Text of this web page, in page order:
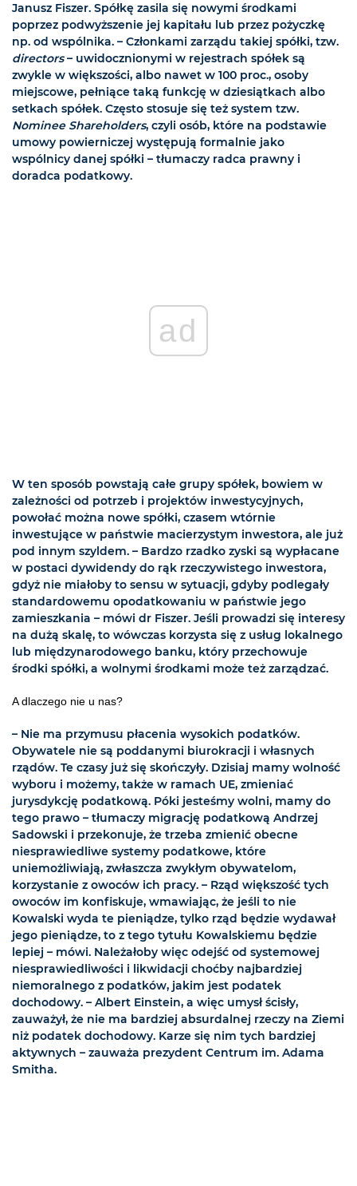
Janusz Fiszer. Spółkę zasila się nowymi środkami
poprzez podwyższenie jej kapitału lub przez pożyczkę
np. od wspólnika. – Członkami zarządu takiej spółki, tzw.
directors– uwidocznionymi w rejestrach spółek są
zwykle w większości, albo nawet w 100 proc., osoby
miejscowe, pełniące taką funkcję w dziesiątkach albo
setkach spółek. Często stosuje się też system tzw.
Nominee Shareholders, czyli osób, które na podstawie
umowy powierniczej występują formalnie jako
wspólnicy danej spółki – tłumaczy radca prawny i
doradca podatkowy.
ad
W ten sposób powstają całe grupy spółek, bowiem w
zależności od potrzeb i projektów inwestycyjnych,
powołać można nowe spółki, czasem wtórnie
inwestujące w państwie macierzystym inwestora, ale już
pod innym szyldem. – Bardzo rzadko zyski są wypłacane
w postaci dywidendy do rąk rzeczywistego inwestora,
gdyż nie miałoby to sensu w sytuacji, gdyby podlegały
standardowemu opodatkowaniu w państwie jego
zamieszkania – mówi dr Fiszer. Jeśli prowadzi się interesy
na dużą skalę, to wówczas korzysta się z usług lokalnego
lub międzynarodowego banku, który przechowuje
środki spółki, a wolnymi środkami może też zarządzać.
A dlaczego nie u nas?
– Nie ma przymusu płacenia wysokich podatków.
Obywatele nie są poddanymi biurokracji i własnych
rządów. Te czasy już się skończyły. Dzisiaj mamy wolność
wyboru i możemy, także w ramach UE, zmieniać
jurysdykcję podatkową. Póki jesteśmy wolni, mamy do
tego prawo – tłumaczy migrację podatkową Andrzej
Sadowski i przekonuje, że trzeba zmienić obecne
niesprawiedliwe systemy podatkowe, które
uniemożliwiają, zwłaszcza zwykłym obywatelom,
korzystanie z owoców ich pracy. – Rząd większość tych
owoców im konfiskuje, wmawiając, że jeśli to nie
Kowalski wyda te pieniądze, tylko rząd będzie wydawał
jego pieniądze, to z tego tytułu Kowalskiemu będzie
lepiej – mówi. Należałoby więc odejść od systemowej
niesprawiedliwości i likwidacji choćby najbardziej
niemoralnego z podatków, jakim jest podatek
dochodowy. – Albert Einstein, a więc umysł ścisły,
zauważył, że nie ma bardziej absurdalnej rzeczy na Ziemi
niż podatek dochodowy. Karze się nim tych bardziej
aktywnych – zauważa prezydent Centrum im. Adama
Smitha.